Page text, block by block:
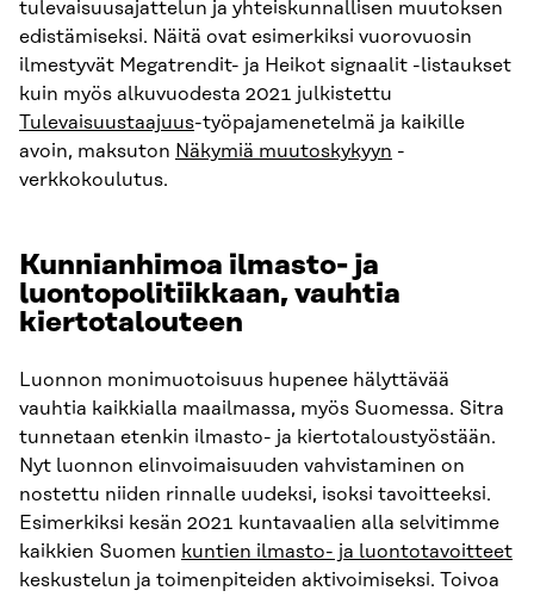
tulevaisuusajattelun ja yhteiskunnallisen muutoksen
edistämiseksi. Näitä ovat esimerkiksi vuorovuosin
ilmestyvät Megatrendit- ja Heikot signaalit -listaukset
kuin myös alkuvuodesta 2021 julkistettu
Tulevaisuustaajuus-työpajamenetelmä ja kaikille
avoin, maksuton Näkymiä muutoskykyyn -
verkkokoulutus.
Kunnianhimoa ilmasto- ja
luontopolitiikkaan, vauhtia
kiertotalouteen
Luonnon monimuotoisuus hupenee hälyttävää
vauhtia kaikkialla maailmassa, myös Suomessa. Sitra
tunnetaan etenkin ilmasto- ja kiertotaloustyöstään.
Nyt luonnon elinvoimaisuuden vahvistaminen on
nostettu niiden rinnalle uudeksi, isoksi tavoitteeksi.
Esimerkiksi kesän 2021 kuntavaalien alla selvitimme
kaikkien Suomen kuntien ilmasto- ja luontotavoitteet
keskustelun ja toimenpiteiden aktivoimiseksi. Toivoa